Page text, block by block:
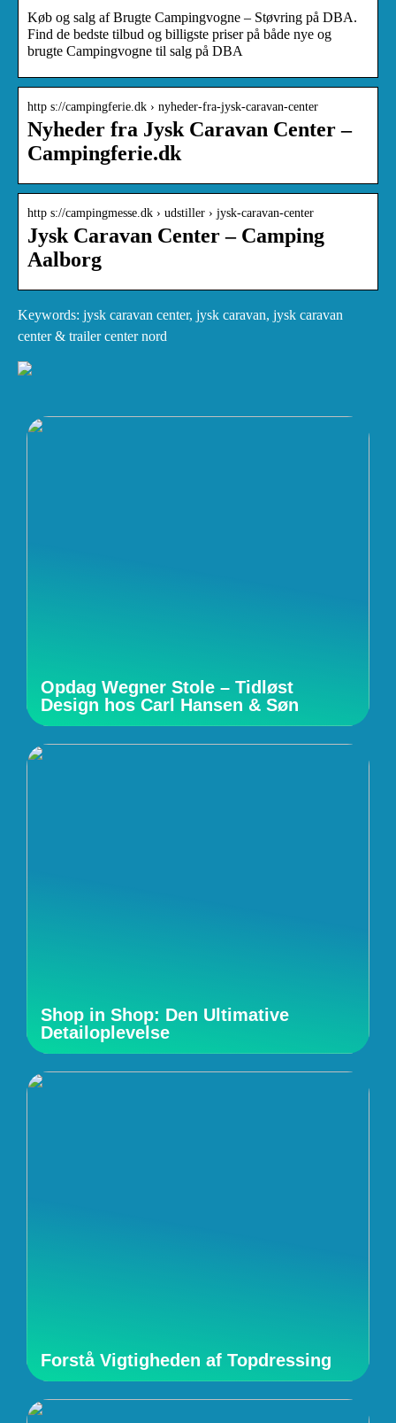
Køb og salg af Brugte Campingvogne – Støvring på DBA.
Find de bedste tilbud og billigste priser på både nye og
brugte Campingvogne til salg på DBA
http s://campingferie.dk › nyheder-fra-jysk-caravan-center
Nyheder fra Jysk Caravan Center –
Campingferie.dk
http s://campingmesse.dk › udstiller › jysk-caravan-center
Jysk Caravan Center – Camping
Aalborg
Keywords: jysk caravan center, jysk caravan, jysk caravan
center & trailer center nord
Opdag Wegner Stole – Tidløst
Design hos Carl Hansen & Søn
Shop in Shop: Den Ultimative
Detailoplevelse
Forstå Vigtigheden af Topdressing